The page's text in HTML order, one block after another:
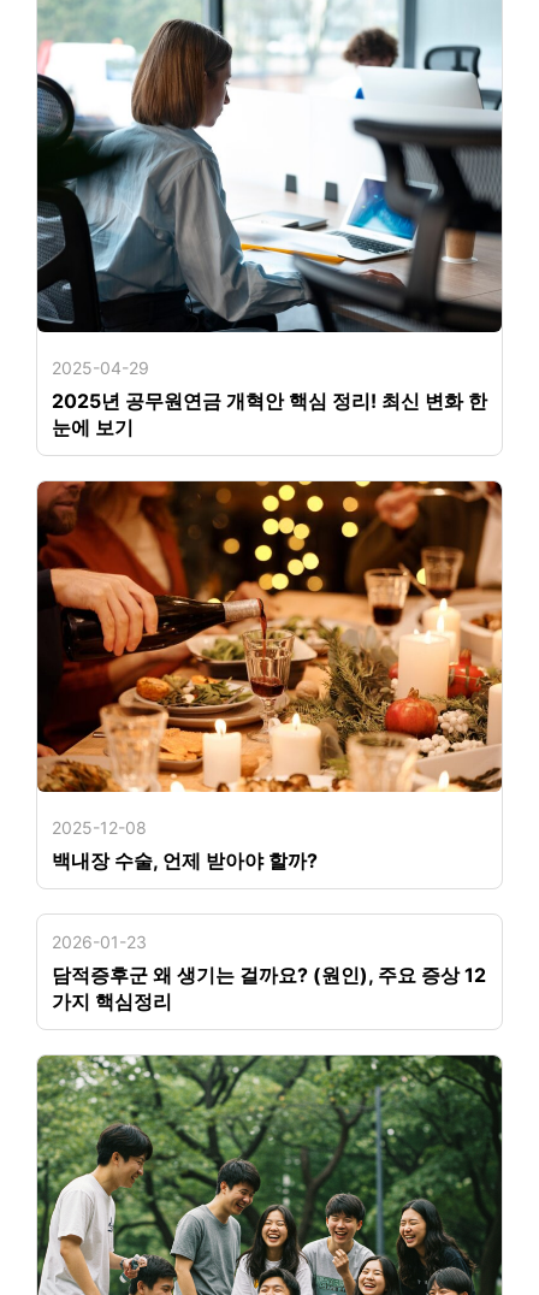
2025-04-29
2025년 공무원연금 개혁안 핵심 정리! 최신 변화 한
눈에 보기
2025-12-08
백내장 수술, 언제 받아야 할까?
2026-01-23
담적증후군 왜 생기는 걸까요? (원인), 주요 증상 12
가지 핵심정리